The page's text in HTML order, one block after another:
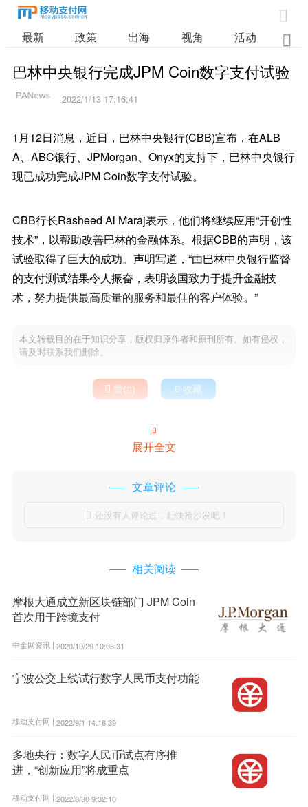

最新 政策 出海 视角 活动 业

巴林中央银行完成JPM Coin数字支付试验
2022/1/13 17:16:41
1月12日消息，近日，巴林中央银行(CBB)宣布，在ALB
A、ABC银行、JPMorgan、Onyx的支持下，巴林中央银行
现已成功完成JPM Coin数字支付试验。
CBB行长Rasheed Al Maraj表示，他们将继续应用“开创性
技术”，以帮助改善巴林的金融体系。根据CBB的声明，该
试验取得了巨大的成功。声明写道，“由巴林中央银行监督
的支付测试结果令人振奋，表明该国致力于提升金融技
术，努力提供最高质量的服务和最佳的客户体验。”
本文转载目的在于知识分享，版权归原作者和原刊所有。如有侵权，
请及时联系我们删除。
 赞()  收藏

展开全文
文章评论
 还没有人评论过，赶快抢沙发吧！
相关阅读
摩根大通成立新区块链部门 JPM Coin
首次用于跨境支付
中金网资讯 | 2020/10/29 10:05:31
宁波公交上线试行数字人民币支付功能
移动支付网 | 2022/9/1 14:16:39
多地央行：数字人民币试点有序推
进，“创新应用”将成重点
移动支付网 | 2022/8/30 9:32:10